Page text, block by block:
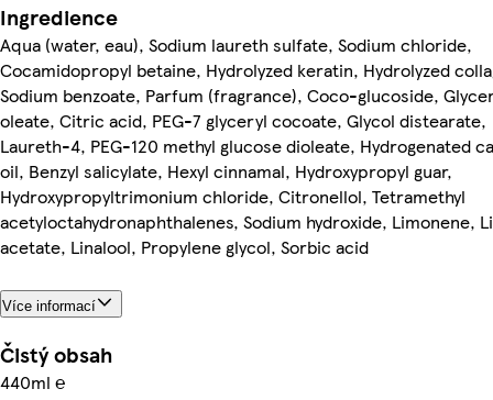
Ingredience
Aqua (water, eau), Sodium laureth sulfate, Sodium chloride,
Cocamidopropyl betaine, Hydrolyzed keratin, Hydrolyzed
Sodium benzoate, Parfum (fragrance), Coco-glucoside,
oleate, Citric acid, PEG-7 glyceryl cocoate, Glycol distearate,
Laureth-4, PEG-120 methyl glucose dioleate, Hydrogenated
oil, Benzyl salicylate, Hexyl cinnamal, Hydroxypropyl guar,
Hydroxypropyltrimonium chloride, Citronellol, Tetramethyl
acetyloctahydronaphthalenes, Sodium hydroxide, Limonene,
acetate, Linalool, Propylene glycol, Sorbic acid
Více informací
Čistý obsah
440ml ℮